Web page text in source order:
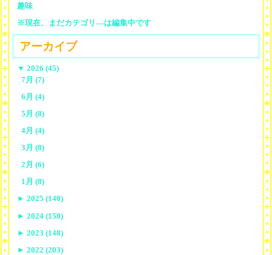
趣味
※現在、まだカテゴリ—は編集中です
アーカイブ
▼ 2026 (45)
7月 (7)
6月 (4)
5月 (8)
4月 (4)
3月 (8)
2月 (6)
1月 (8)
► 2025 (140)
► 2024 (150)
► 2023 (148)
► 2022 (203)